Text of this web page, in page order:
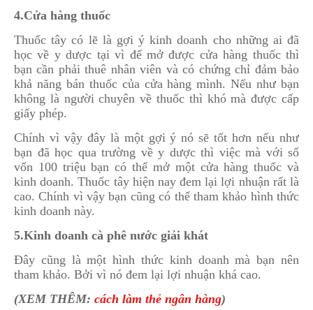
4.Cửa hàng thuốc
Thuốc tây có lẽ là gợi ý kinh doanh cho những ai đã
học về y dược tại vì để mở được cửa hàng thuốc thì
bạn cần phải thuê nhân viên và có chứng chỉ đảm bảo
khả năng bán thuốc của cửa hàng mình. Nếu như bạn
không là người chuyên về thuốc thì khó mà được cấp
giấy phép.
Chính vì vậy đây là một gợi ý nó sẽ tốt hơn nếu như
bạn đã học qua trường về y dược thì việc mà với số
vốn 100 triệu bạn có thể mở một cửa hàng thuốc và
kinh doanh. Thuốc tây hiện nay đem lại lợi nhuận rất là
cao. Chính vì vậy bạn cũng có thể tham khảo hình thức
kinh doanh này.
5.Kinh doanh cà phê nước giải khát
Đây cũng là một hình thức kinh doanh mà bạn nên
tham khảo. Bởi vì nó đem lại lợi nhuận khá cao.
(XEM THÊM: cách làm thẻ ngân hàng)